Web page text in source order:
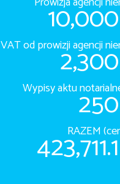
VAT od prowizji agencji
Wypisy aktu
RAZEM